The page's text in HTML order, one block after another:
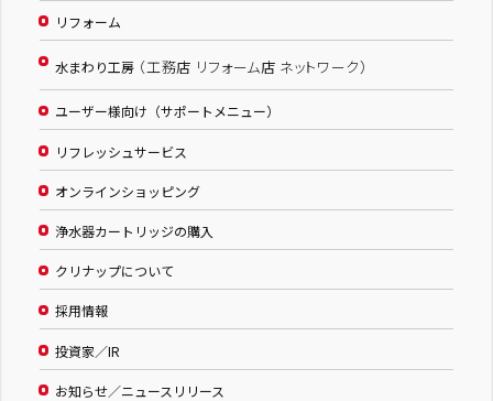
リフォーム
水まわり工房 （工務店 リフォーム店 ネットワーク）
ユーザー様向け（サポートメニュー）
リフレッシュサービス
オンラインショッピング
浄水器カートリッジの購入
クリナップについて
採用情報
投資家／IR
お知らせ／ニュースリリース